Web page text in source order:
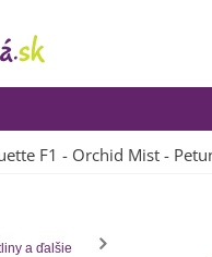
F1 - Orchid Mist -
a ďalšie